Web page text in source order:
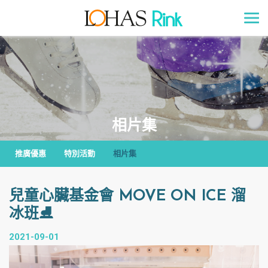
相片集
推廣優惠 特別活動 相片集
兒童心臟基金會 MOVE ON ICE 溜
冰班⛸
2021-09-01